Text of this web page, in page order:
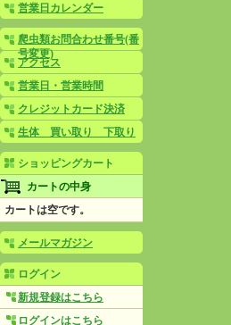
営業日カレンダー
爬虫類お問合わせ番号(番
号変更)
アクセス
営業日・営業時間
クレジットカード決済
生体 買い取り 下取り
ショッピングカート
カートの中身
カートは空です。
メールマガジン
ログイン
新規登録はこちら
ログインはこちら